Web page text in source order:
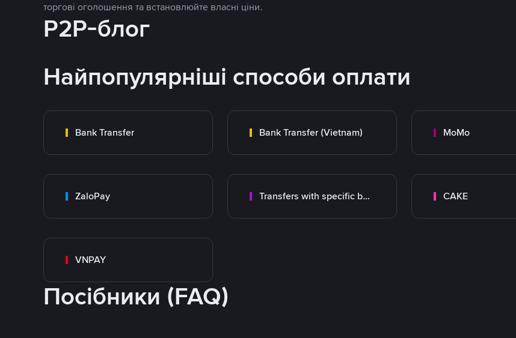
торгові оголошення та встановлюйте власні ціни.
P2P-блог
Найпопулярніші способи оплати
Bank Transfer Bank Transfer (Vietnam) MoMo
ZaloPay Transfers with specific bank CAKE
VNPAY
Посібники (FAQ)